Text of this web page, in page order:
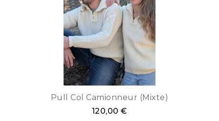
Pull Col Camionneur (mixte)
120,00 €